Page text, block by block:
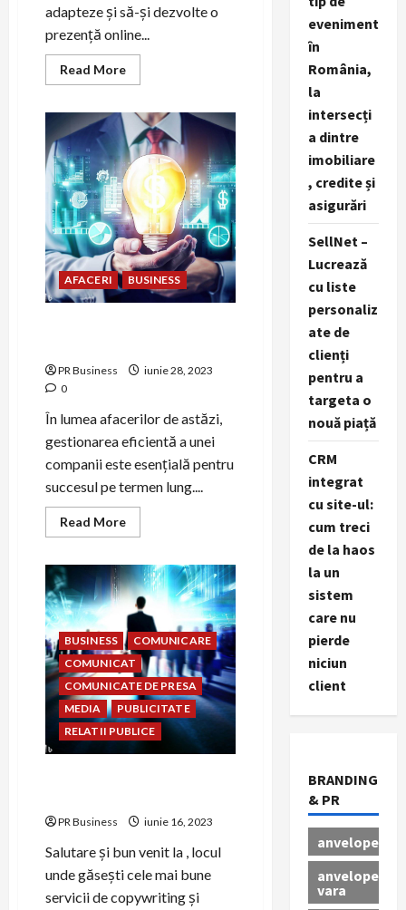
adapteze și să-și dezvolte o
prezență online...
Read MoreRead
more
despre
lumea
afacerilor:
Cum
să
atingem
succesul
AFACERI BUSINESS
PR Business
iunie 28, 2023
0
În lumea afacerilor de astăzi,
gestionarea eficientă a unei
companii este esențială pentru
succesul pe termen lung....
Read MoreRead
more
de
management
eficiente
pentru
afaceri
BUSINESS
COMUNICARE
COMUNICAT
COMUNICATE DE PRESA
MEDIA
PUBLICITATE
RELATII PUBLICE
PR Business iunie 16, 2023
Salutare și bun venit la , locul
unde găsești cele mai bune
servicii de copywriting și
eveniment
în
România,
la
intersecți
a dintre
imobiliare
, credite și
asigurări
SellNet –
Lucrează
cu liste
personaliz
ate de
clienți
pentru a
targeta o
nouă piață
CRM
integrat
cu site-ul:
cum treci
de la haos
la un
sistem
care nu
pierde
niciun
client
BRANDING
& PR
anvelope
anvelope
vara